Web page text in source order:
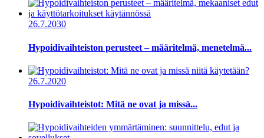
26.7.2030
Hypoidivaihteiston perusteet – määritelmä, menetelmä...
26.7.2020
Hypoidivaihteistot: Mitä ne ovat ja missä...